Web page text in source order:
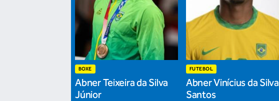
BOXE
Abner Teixeira da Silva
Júnior
FUTEBOL
Abner Vinícius da Silva
Santos